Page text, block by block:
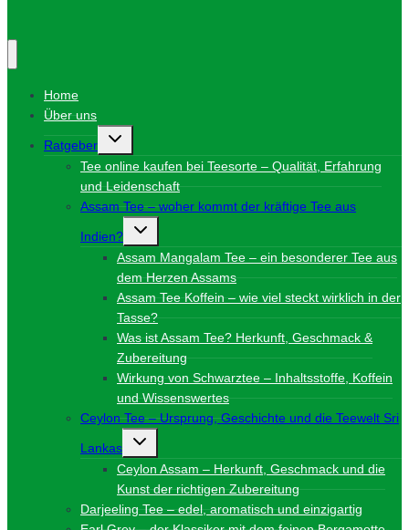
Home
Über uns
Ratgeber
Untermenü
umschalten
Tee online kaufen bei Teesorte – Qualität, Erfahrung
und Leidenschaft
Assam Tee – woher kommt der kräftige Tee aus
Indien?
Untermenü
umschalten
Assam Mangalam Tee – ein besonderer Tee aus
dem Herzen Assams
Assam Tee Koffein – wie viel steckt wirklich in der
Tasse?
Was ist Assam Tee? Herkunft, Geschmack &
Zubereitung
Wirkung von Schwarztee – Inhaltsstoffe, Koffein
und Wissenswertes
Ceylon Tee – Ursprung, Geschichte und die Teewelt Sri
Lankas
Untermenü
umschalten
Ceylon Assam – Herkunft, Geschmack und die
Kunst der richtigen Zubereitung
Darjeeling Tee – edel, aromatisch und einzigartig